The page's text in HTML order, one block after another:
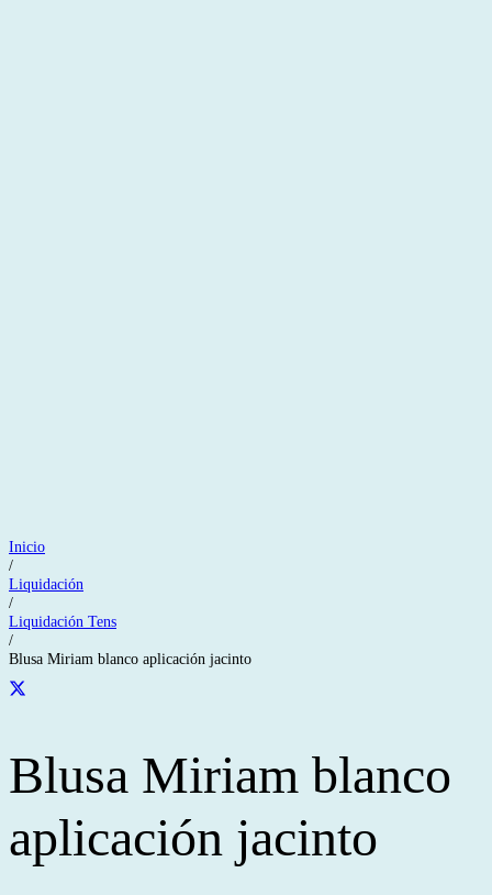
Inicio
/
Liquidación
/
Liquidación Tens
/
Blusa Miriam blanco aplicación jacinto
Blusa Miriam blanco
aplicación jacinto